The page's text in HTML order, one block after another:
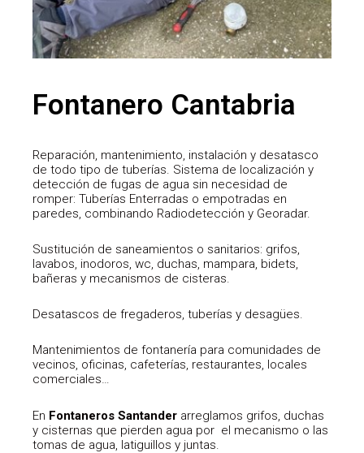
Fontanero Cantabria
Reparación, mantenimiento, instalación y desatasco
de todo tipo de tuberías. Sistema de localización y
detección de fugas de agua sin necesidad de
romper: Tuberías Enterradas o empotradas en
paredes, combinando Radiodetección y Georadar.
Sustitución de saneamientos o sanitarios: grifos,
lavabos, inodoros, wc, duchas, mampara, bidets,
bañeras y mecanismos de cisteras.
Desatascos de fregaderos, tuberías y desagües.
Mantenimientos de fontanería para comunidades de
vecinos, oficinas, cafeterías, restaurantes, locales
comerciales…
En Fontaneros Santander arreglamos grifos, duchas
y cisternas que pierden agua por el mecanismo o las
tomas de agua, latiguillos y juntas.